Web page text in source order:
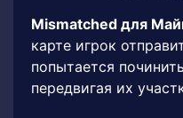
Mismatched для
карте игрок
попытается
передвигая их